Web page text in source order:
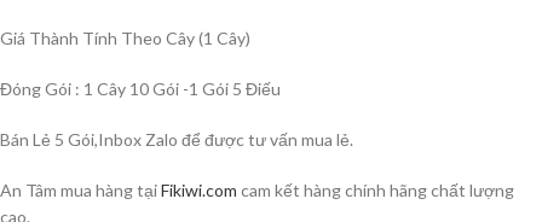
Giá Thành Tính Theo Cây (1 Cây)
Đóng Gói : 1 Cây 10 Gói -1 Gói 5 Điếu
Bán Lẻ 5 Gói,Inbox Zalo để được tư vấn mua lẻ.
An Tâm mua hàng tạiFikiwi.com cam kết hàng chính hãng chất lượng
cao.